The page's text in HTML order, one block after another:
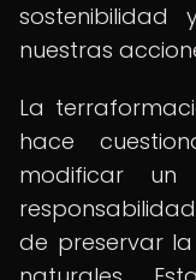
nuestras
La
hace
modificar
de preservar